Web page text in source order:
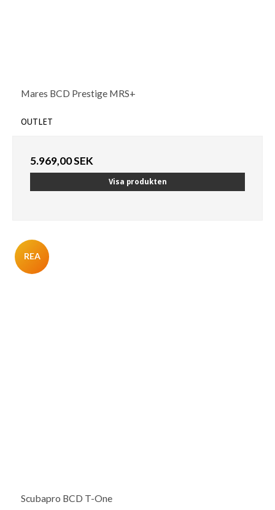
Mares BCD Prestige MRS+
OUTLET
5.969,00 SEK
Visa produkten
REA
Scubapro BCD T-One